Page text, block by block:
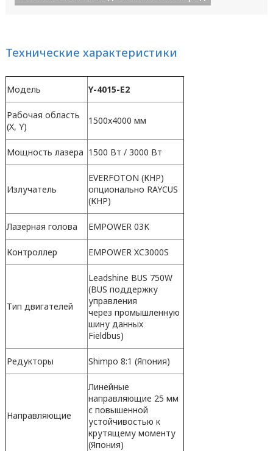
Технические характеристики
Модель Y-4015-E2
Рабочая область
(X, Y)
1500x4000 мм
Мощность лазера 1500 Вт / 3000 Вт
Излучатель
EVERFOTON (КНР)
опционально RAYCUS
(КНР)
Лазерная голова EMPOWER 03K
Контроллер EMPOWER XC3000S
Тип двигателей
Leadshine BUS 750W
(BUS поддержку
управления
через промышленную
шину данных
Fieldbus)
Редукторы Shimpo 8:1 (Япония)
Направляющие
Линейные
направляющие 25 мм
с повышенной
устойчивостью к
крутящему моменту
(Япония)